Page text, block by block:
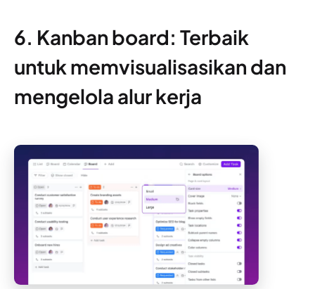
6. Kanban board: Terbaik
untuk memvisualisasikan dan
mengelola alur kerja